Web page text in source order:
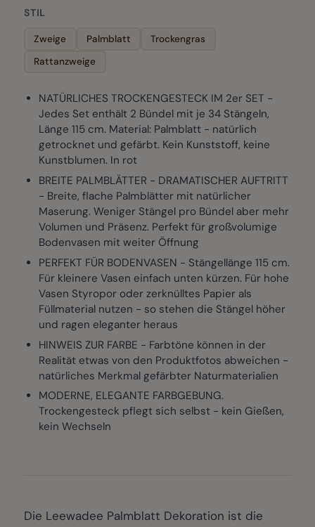
STIL
Zweige Palmblatt
Trockengras
Rattanzweige
NATÜRLICHES TROCKENGESTECK IM 2er SET -
Jedes Set enthält 2 Bündel mit je 34 Stängeln,
Länge 115 cm. Material: Palmblatt - natürlich
getrocknet und gefärbt. Kein Kunststoff, keine
Kunstblumen. In rot
BREITE PALMBLÄTTER - DRAMATISCHER AUFTRITT
- Breite, flache Palmblätter mit natürlicher
Maserung. Weniger Stängel pro Bündel aber mehr
Volumen und Präsenz. Perfekt für großvolumige
Bodenvasen mit weiter Öffnung
PERFEKT FÜR BODENVASEN - Stängellänge 115 cm.
Für kleinere Vasen einfach unten kürzen. Für hohe
Vasen Styropor oder zerknülltes Papier als
Füllmaterial nutzen - so stehen die Stängel höher
und ragen eleganter heraus
HINWEIS ZUR FARBE - Farbtöne können in der
Realität etwas von den Produktfotos abweichen -
natürliches Merkmal gefärbter Naturmaterialien
MODERNE, ELEGANTE FARBGEBUNG.
Trockengesteck pflegt sich selbst - kein Gießen,
kein Wechseln
Die Leewadee Palmblatt Dekoration ist die